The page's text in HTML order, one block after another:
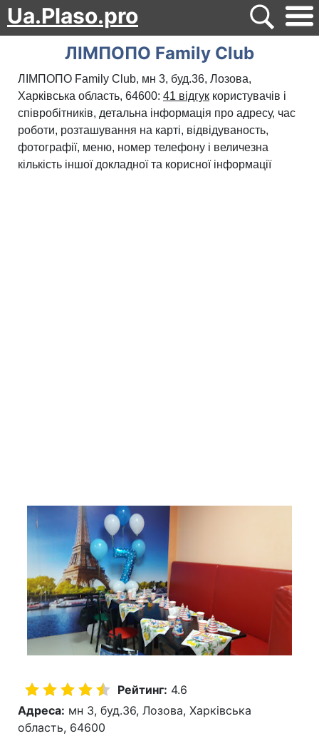
Ua.Plaso.pro
ЛІМПОПО Family Club
ЛІМПОПО Family Club, мн 3, буд.36, Лозова,
Харківська область, 64600: 41 відгук користувачів і
співробітників, детальна інформація про адресу, час
роботи, розташування на карті, відвідуваность,
фотографії, меню, номер телефону і величезна
кількість іншої докладної та корисної інформації
Рейтинг: 4.6
Адреса: мн 3, буд.36, Лозова, Харківська
область, 64600